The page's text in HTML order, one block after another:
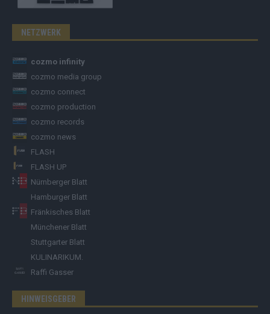
NETZWERK
cozmo infinity
cozmo media group
cozmo connect
cozmo production
cozmo records
cozmo news
FLASH
FLASH UP
Nürnberger Blatt
Hamburger Blatt
Fränkisches Blatt
Münchener Blatt
Stuttgarter Blatt
KULINARIKUM.
Raffi Gasser
HINWEISGEBER